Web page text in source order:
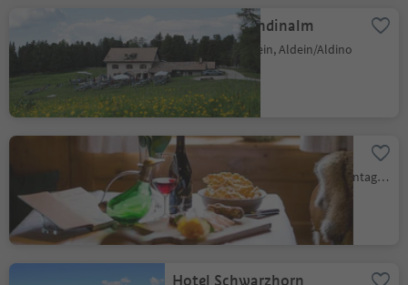
Gasthof Gurndinalm
Redagno/Radein, Aldein/Aldino
Pizzeria Zur Traube
Montagna/Montan, Montan/Montagna, Alto Adige Wine Road
Hotel Schwarzhorn